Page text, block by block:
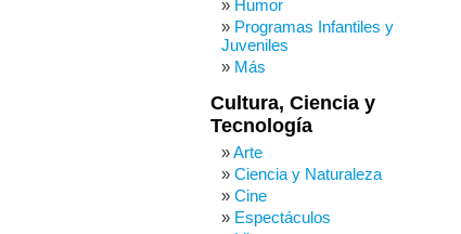
Humor
Programas Infantiles y
Juveniles
Más
Cultura, Ciencia y
Tecnología
Arte
Ciencia y Naturaleza
Cine
Espectáculos